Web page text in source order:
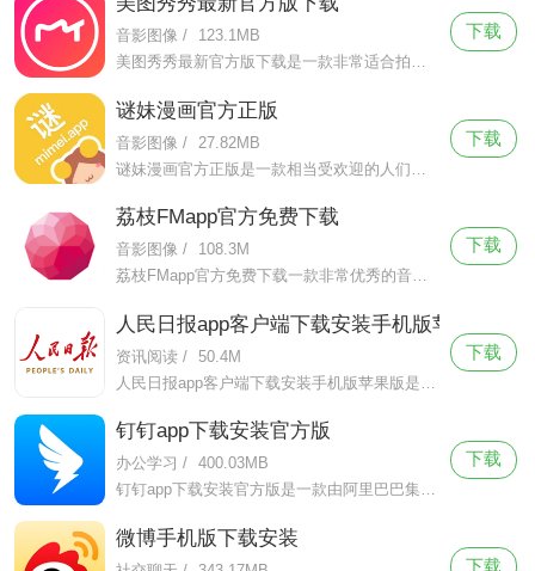
音影图像 /
123.1MB
美图秀秀最新官方版下载是一款非常适合拍照修图的手机摄像软件，美图秀秀最新官方版下载该软件有着简洁轻便的页面设计，拥有超级强大的功能。
下载
谜妹漫画官方正版
音影图像 /
27.82MB
下载
荔枝FMapp官方免费下载
音影图像 /
108.3M
荔枝FMapp官方免费下载一款非常优秀的音频应用软件，对于很多喜欢在休闲娱乐的时候收听节目的小伙伴来说，包含了多种多样的频道供用户选择。如果，你想对个人情感有更深的理解，那么情感频道提供的相关FM。
下载
人民日报app客户端下载安装手机版苹果版
资讯阅读 / 50.4M
下载
钉钉app下载安装官方版
办公学习 / 400.03MB
钉钉app下载安装官方版是一款由阿里巴巴集团精心打造的为企业办公使用的协同软件，这款软件帮助了千万企业实现工作上的高效率协同、沟通、管理、沟通，大大的提升了企业的办公效率，并且实现了业务信息化和组织数字化
下载
微博手机版下载安装
下载